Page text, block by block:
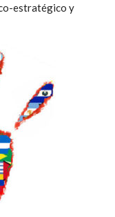
estratégico y